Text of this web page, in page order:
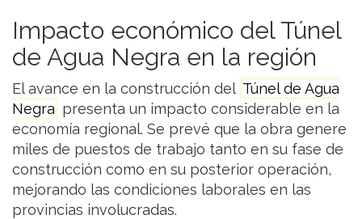
Impacto económico del Túnel
de Agua Negra en la región
El avance en la construcción del Túnel de Agua
Negra presenta un impacto considerable en la
economía regional. Se prevé que la obra genere
miles de puestos de trabajo tanto en su fase de
construcción como en su posterior operación,
mejorando las condiciones laborales en las
provincias involucradas.